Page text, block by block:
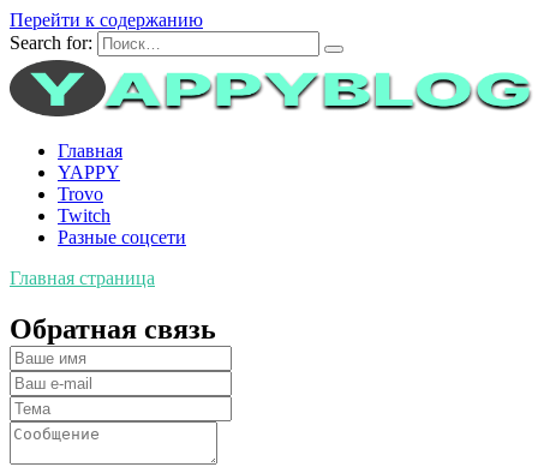
Перейти к содержанию
Search for:
Главная
YAPPY
Trovo
Twitch
Разные соцсети
Главная страница
Обратная связь